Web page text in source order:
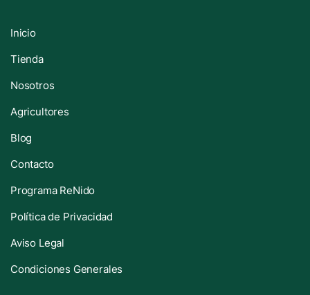
Inicio
Tienda
Nosotros
Agricultores
Blog
Contacto
Programa ReNido
Política de Privacidad
Aviso Legal
Condiciones Generales